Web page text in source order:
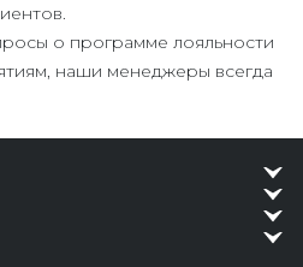
о программе лояльности
наши менеджеры всегда